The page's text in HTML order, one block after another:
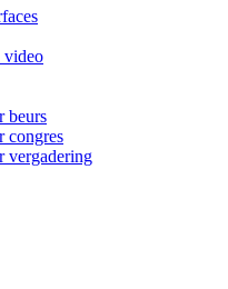
video
beurs
congres
vergadering